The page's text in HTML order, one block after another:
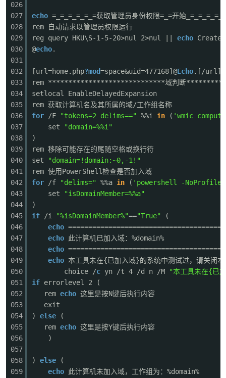
026
027
028
029
030
031
032
033
034
035
036
037
038
039
040
041
042
043
044
045
046
047
048
049
050
051
052
053
054
055
056
057
058
059
echo =_=_=_=_=_=获取管理员身份权限=_=开始
rem 自动请求以管理员权限运行
reg query HKU\S-1-5-20>nul 2>nul || echo
@echo.
[url=home.php?mod=space&uid=477168]@Echo.[/url]
rem *****************************域判断
setlocal EnableDelayedExpansion
rem 获取计算机名及其所属的域/工作组名称
for
/F "tokens=2 delims==" %%i in ( 'wmic
set
"domain=%%i"
)
rem 移除可能存在的尾随空格或换行符
set
"domain=!domain:~0,-1!"
rem 使用PowerShell检查是否加入域
for
/f "delims=" %%a in ( 'powershell -NoProfile -
set
"isDomainMember=%%a"
)
if
/i "%isDomainMember%"=="True"
(
echo
echo 此计算机已加入域：%domain%
echo
echo 本工具未在{已加入域}的系统中测试过，请关闭
choice /c yn /t 4 /d n /M
"本工具未在{已
if errorlevel 2 (
rem echo 这里是按N键后执行内容
exit
) else
(
rem echo 这里是按Y键后执行内容
)
) else
(
echo 此计算机未加入域，工作组为：%domain%